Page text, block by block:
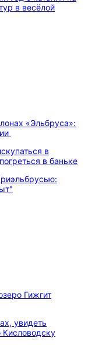
«Эльбруса»:
в
в баньке
Гижгит
увидеть
Кисловодску